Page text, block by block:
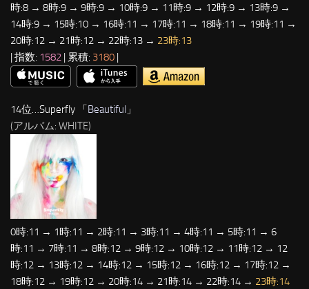
時:8 → 8時:9 → 9時:9 → 10時:9 → 11時:9 → 12時:9 → 13時:9 →
14時:9 → 15時:10 → 16時:11 → 17時:11 → 18時:11 → 19時:11 →
20時:12 → 21時:12 → 22時:13 → 23時:13
| 指数: 1582 | 累積: 3180 |
14位…Superfly 「Beautiful 」
(アルバム: WHITE)
0時:11 → 1時:11 → 2時:11 → 3時:11 → 4時:11 → 5時:11 → 6
時:11 → 7時:11 → 8時:12 → 9時:12 → 10時:12 → 11時:12 → 12
時:12 → 13時:12 → 14時:12 → 15時:12 → 16時:12 → 17時:12 →
18時:12 → 19時:12 → 20時:14 → 21時:14 → 22時:14 → 23時:14